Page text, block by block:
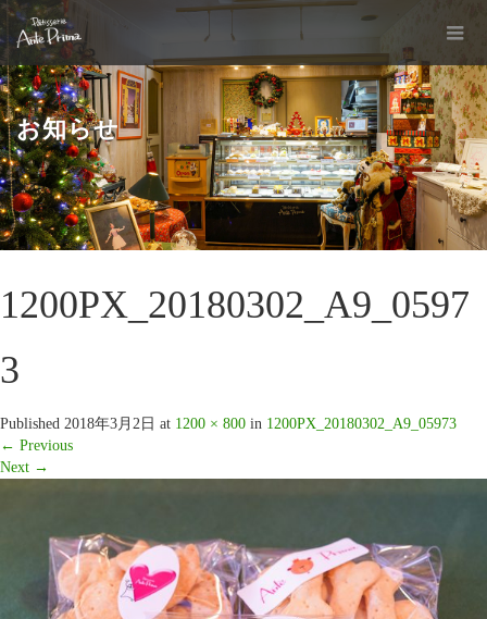
お知らせ
1200PX_20180302_A9_0597
3
Published 2018年3月2日 at 1200 × 800 in 1200PX_20180302_A9_05973
← Previous
Next →